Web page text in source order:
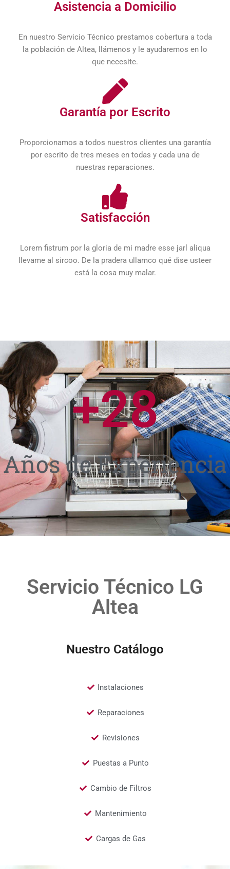
Asistencia a Domicilio
En nuestro Servicio Técnico prestamos cobertura a toda
la población de Altea, llámenos y le ayudaremos en lo
que necesite.
Garantía por Escrito
Proporcionamos a todos nuestros clientes una garantía
por escrito de tres meses en todas y cada una de
nuestras reparaciones.
Satisfacción
Lorem fistrum por la gloria de mi madre esse jarl aliqua
llevame al sircoo. De la pradera ullamco qué dise usteer
está la cosa muy malar.
Años de Experiencia
+28
Servicio Técnico LG
Altea
Nuestro Catálogo
Instalaciones
Reparaciones
Revisiones
Puestas a Punto
Cambio de Filtros
Mantenimiento
Cargas de Gas